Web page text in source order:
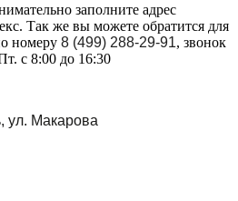
заполните адрес
Так же вы можете обратится для
номеру 8 (499) 288-29-91, звонок
с 8:00 до 16:30
ул. Макарова